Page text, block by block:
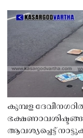
കുമ്പള
ആവശ്യപ്പെട്ട്